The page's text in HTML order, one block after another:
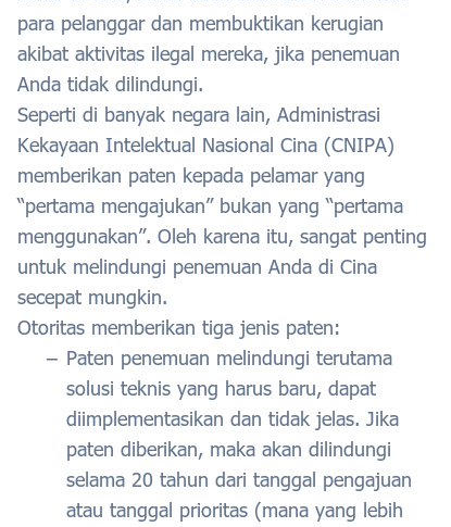
para pelanggar dan membuktikan kerugian
akibat aktivitas ilegal mereka, jika penemuan
Anda tidak dilindungi.
Seperti di banyak negara lain, Administrasi
Kekayaan Intelektual Nasional Cina (CNIPA)
memberikan paten kepada pelamar yang
“pertama mengajukan” bukan yang “pertama
menggunakan”. Oleh karena itu, sangat penting
untuk melindungi penemuan Anda di Cina
secepat mungkin.
Otoritas memberikan tiga jenis paten:
Paten penemuan melindungi terutama
solusi teknis yang harus baru, dapat
diimplementasikan dan tidak jelas. Jika
paten diberikan, maka akan dilindungi
selama 20 tahun dari tanggal pengajuan
atau tanggal prioritas (mana yang lebih